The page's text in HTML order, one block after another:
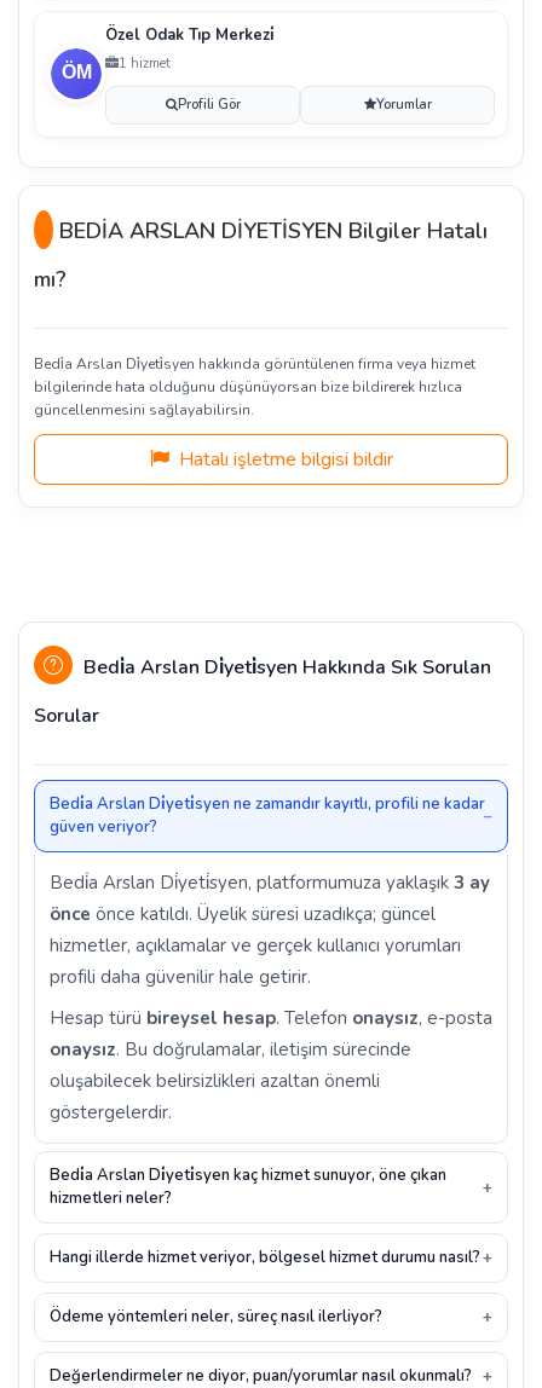
Özel Odak Tıp Merkezi̇
1 hizmet
Profili Gör Yorumlar
BEDİA ARSLAN DİYETİSYEN Bilgiler Hatalı
mı?
Bedi̇a Arslan Di̇yeti̇syen hakkında görüntülenen firma veya hizmet
bilgilerinde hata olduğunu düşünüyorsan bize bildirerek hızlıca
güncellenmesini sağlayabilirsin.
Hatalı işletme bilgisi bildir
Bedi̇a Arslan Di̇yeti̇syen Hakkında Sık Sorulan
Sorular
Bedi̇a Arslan Di̇yeti̇syen ne zamandır kayıtlı, profili ne kadar
güven veriyor?
Bedi̇a Arslan Di̇yeti̇syen, platformumuza yaklaşık 3 ay
önce önce katıldı. Üyelik süresi uzadıkça; güncel
hizmetler, açıklamalar ve gerçek kullanıcı yorumları
profili daha güvenilir hale getirir.
Hesap türü bireysel hesap. Telefon onaysız, e-posta
onaysız. Bu doğrulamalar, iletişim sürecinde
oluşabilecek belirsizlikleri azaltan önemli
göstergelerdir.
Bedi̇a Arslan Di̇yeti̇syen kaç hizmet sunuyor, öne çıkan
hizmetleri neler?
Hangi illerde hizmet veriyor, bölgesel hizmet durumu nasıl?
Ödeme yöntemleri neler, süreç nasıl ilerliyor?
Değerlendirmeler ne diyor, puan/yorumlar nasıl okunmalı?